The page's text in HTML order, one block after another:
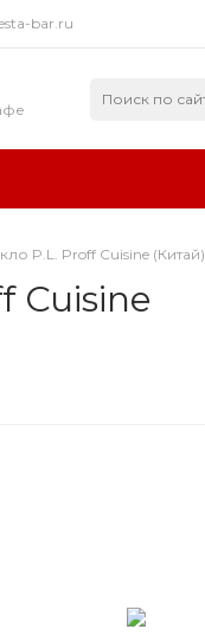
bar.ru
P.L. Proff Cuisine (Китай)
Cuisine